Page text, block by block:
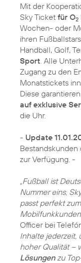
Mit der
Sky Ticket für O2
Wochen- oder
ihren
Handball, Golf,
Sport . Alle
Zugang zu den
Monatstickets
Diese
auf exklusive
die Uhr.
- Update
Bestandskunden
zur Verfügung. -
„Fußball ist
Nummer eins,
passt perfekt
Officer bei
Inhalte jederzeit,
hoher Qualität –
Lösungenzu